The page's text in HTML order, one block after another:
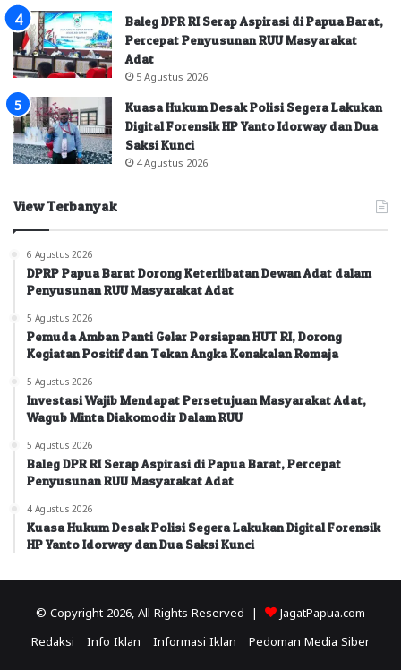
Baleg DPR RI Serap Aspirasi di Papua Barat,
Percepat Penyusunan RUU Masyarakat
Adat
5 Agustus 2026
Kuasa Hukum Desak Polisi Segera Lakukan
Digital Forensik HP Yanto Idorway dan Dua
Saksi Kunci
4 Agustus 2026
View Terbanyak
6 Agustus 2026
DPRP Papua Barat Dorong Keterlibatan Dewan Adat dalam
Penyusunan RUU Masyarakat Adat
5 Agustus 2026
Pemuda Amban Panti Gelar Persiapan HUT RI, Dorong
Kegiatan Positif dan Tekan Angka Kenakalan Remaja
5 Agustus 2026
Investasi Wajib Mendapat Persetujuan Masyarakat Adat,
Wagub Minta Diakomodir Dalam RUU
5 Agustus 2026
Baleg DPR RI Serap Aspirasi di Papua Barat, Percepat
Penyusunan RUU Masyarakat Adat
4 Agustus 2026
Kuasa Hukum Desak Polisi Segera Lakukan Digital Forensik
HP Yanto Idorway dan Dua Saksi Kunci
© Copyright 2026, All Rights Reserved | JagatPapua.com
Redaksi Info Iklan Informasi Iklan Pedoman Media Siber